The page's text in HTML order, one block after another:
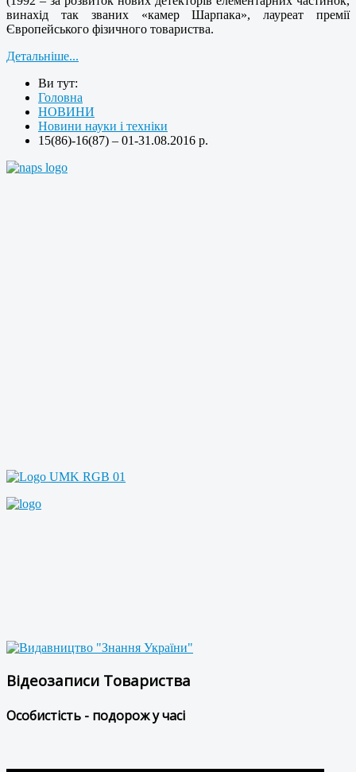
винахід так званих «камер Шарпака», лауреат премії
Європейського фізичного товариства.
Детальніше...
Ви тут:
Головна
НОВИНИ
Новини науки і техніки
15(86)-16(87) – 01-31.08.2016 р.
Відеозаписи Товариства
Особистість - подорож у часі